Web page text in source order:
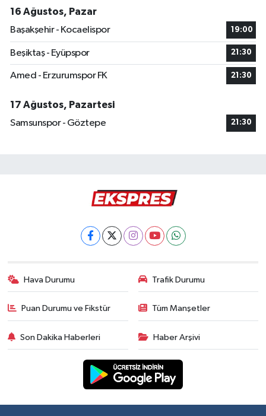
16 Ağustos, Pazar
Başakşehir - Kocaelispor
19:00
Beşiktaş - Eyüpspor 21:30
Amed - Erzurumspor FK 21:30
17 Ağustos, Pazartesi
Samsunspor - Göztepe
21:30
Hava Durumu Trafik Durumu
Puan Durumu ve Fikstür Tüm Manşetler
Son Dakika Haberleri Haber Arşivi